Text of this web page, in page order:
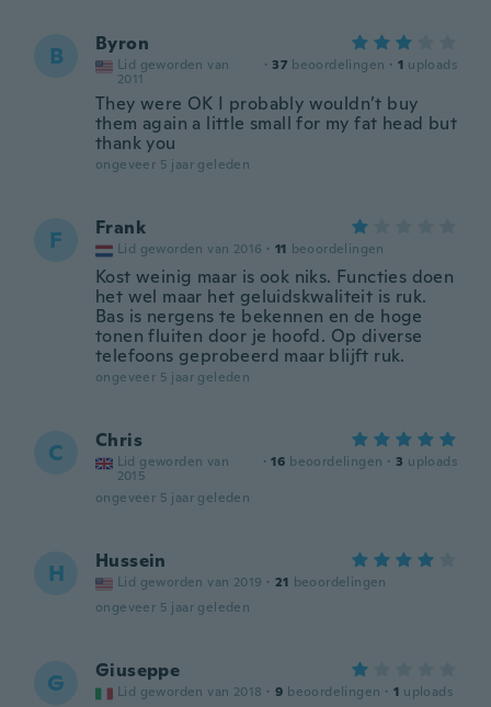
B Byron
Lid geworden van
2011
· 37 beoordelingen · 1 uploads
They were OK I probably wouldn’t buy
them again a little small for my fat head but
thank you
ongeveer 5 jaar geleden
F Frank
Lid geworden van 2016 · 11 beoordelingen
Kost weinig maar is ook niks. Functies doen
het wel maar het geluidskwaliteit is ruk.
Bas is nergens te bekennen en de hoge
tonen fluiten door je hoofd. Op diverse
telefoons geprobeerd maar blijft ruk.
ongeveer 5 jaar geleden
C Chris
Lid geworden van
2015
· 16 beoordelingen · 3 uploads
ongeveer 5 jaar geleden
H Hussein
Lid geworden van 2019 · 21 beoordelingen
ongeveer 5 jaar geleden
G Giuseppe
Lid geworden van 2018 · 9 beoordelingen · 1 uploads